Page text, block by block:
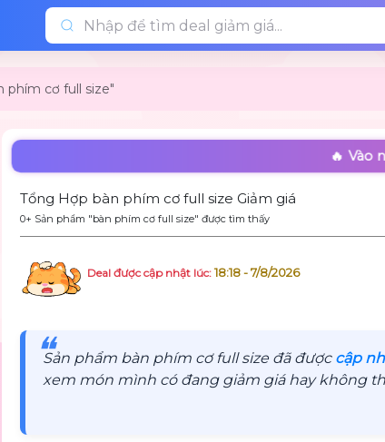
phím cơ full size"
🔥 Vào
Tổng Hợp bàn phím cơ full size Giảm giá
0+ Sản phẩm "bàn phím cơ full size" được tìm thấy
Deal được cập nhật lúc:18:18 - 7/8/2026
❝
Sản phẩm bàn phím cơ full size đã được cập
xem món mình có đang giảm giá hay không